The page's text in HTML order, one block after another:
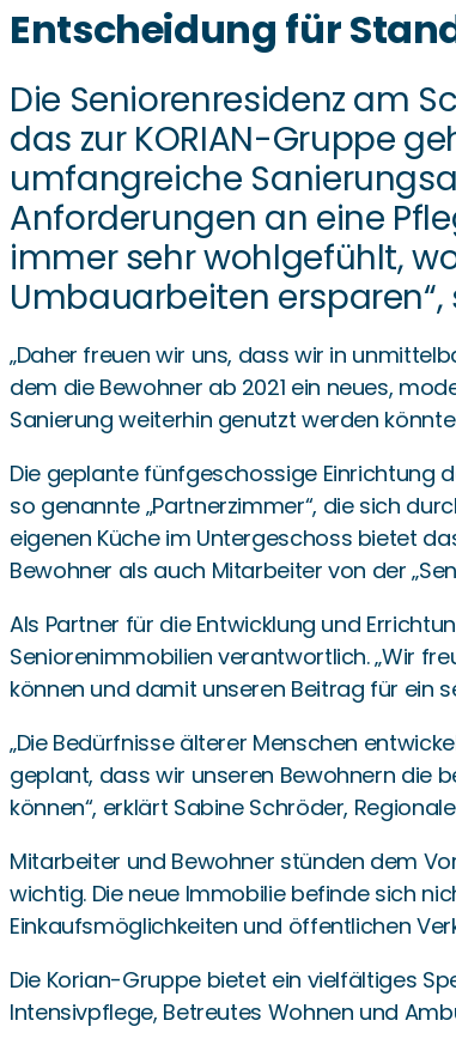
Entscheidung für
Die Seniorenresidenz am
das zur KORIAN-Gruppe
umfangreiche
Anforderungen an eine
immer sehr wohlgefühlt,
Umbauarbeiten
„Daher freuen wir uns, dass wir in
dem die Bewohner ab 2021 ein neues,
Sanierung weiterhin genutzt werden
Die geplante fünfgeschossige Einrichtung
so genannte „Partnerzimmer“, die sich
eigenen Küche im Untergeschoss bietet
Bewohner als auch Mitarbeiter von der
Als Partner für die Entwicklung und
Seniorenimmobilien verantwortlich. „Wir
können und damit unseren Beitrag für ein
„Die Bedürfnisse älterer Menschen
geplant, dass wir unseren Bewohnern die
können“, erklärt Sabine Schröder,
Mitarbeiter und Bewohner stünden dem
wichtig. Die neue Immobilie befinde sich
Einkaufsmöglichkeiten und öffentlichen
Die Korian-Gruppe bietet ein vielfältiges
Intensivpflege, Betreutes Wohnen und